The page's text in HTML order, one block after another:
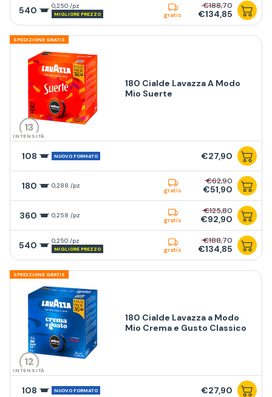
540 0,250 /pz
MIGLIORE PREZZO gratis
€188,70
€134,85
SPEDIZIONE GRATIS
13
INTENSITÀ
180 Cialde Lavazza A Modo
Mio Suerte
108 NUOVO FORMATO €27,90
180 0,288 /pz
gratis
€62,90
€51,90
360 0,258 /pz
gratis
€125,80
€92,90
540 0,250 /pz
MIGLIORE PREZZO gratis
€188,70
€134,85
SPEDIZIONE GRATIS
12
INTENSITÀ
180 Cialde Lavazza a Modo
Mio Crema e Gusto Classico
108 NUOVO FORMATO €27,90